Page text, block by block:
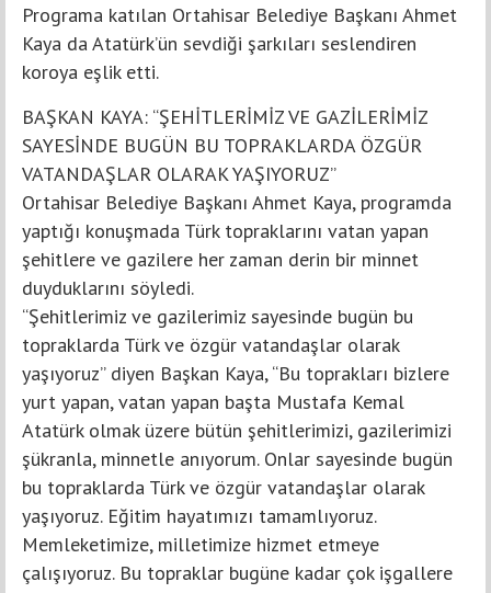
Programa katılan Ortahisar Belediye Başkanı Ahmet
Kaya da Atatürk’ün sevdiği şarkıları seslendiren
koroya eşlik etti.
BAŞKAN KAYA: “ŞEHİTLERİMİZ VE GAZİLERİMİZ
SAYESİNDE BUGÜN BU TOPRAKLARDA ÖZGÜR
VATANDAŞLAR OLARAK YAŞIYORUZ”
Ortahisar Belediye Başkanı Ahmet Kaya, programda
yaptığı konuşmada Türk topraklarını vatan yapan
şehitlere ve gazilere her zaman derin bir minnet
duyduklarını söyledi.
“Şehitlerimiz ve gazilerimiz sayesinde bugün bu
topraklarda Türk ve özgür vatandaşlar olarak
yaşıyoruz” diyen Başkan Kaya, “Bu toprakları bizlere
yurt yapan, vatan yapan başta Mustafa Kemal
Atatürk olmak üzere bütün şehitlerimizi, gazilerimizi
şükranla, minnetle anıyorum. Onlar sayesinde bugün
bu topraklarda Türk ve özgür vatandaşlar olarak
yaşıyoruz. Eğitim hayatımızı tamamlıyoruz.
Memleketimize, milletimize hizmet etmeye
çalışıyoruz. Bu topraklar bugüne kadar çok işgallere